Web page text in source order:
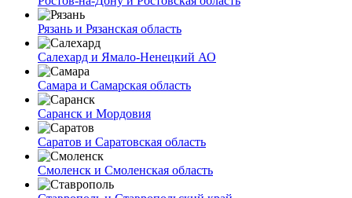
Рязань и Рязанская область
Салехард и Ямало-Ненецкий АО
Самара и Самарская область
Саранск и Мордовия
Саратов и Саратовская область
Смоленск и Смоленская область